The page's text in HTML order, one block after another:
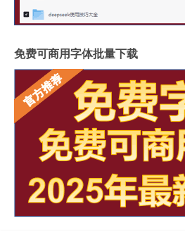
免费可商用字体批量下载